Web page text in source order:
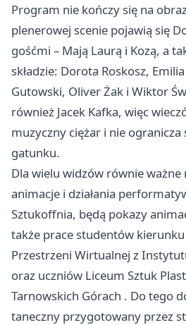
Program nie kończy się na
plenerowej scenie pojawią się
gośćmi – Mają Laurą i Kozą, a
składzie: Dorota Roskosz,
Gutowski, Oliver Żak i Wiktor
również Jacek Kafka, więc
muzyczny ciężar i nie ogranicza
gatunku.
Dla wielu widzów równie
animacje i działania
Sztukoffnia, będą pokazy
także prace studentów
Przestrzeni Wirtualnej z
oraz uczniów Liceum Sztuk
Tarnowskich Górach . Do tego
taneczny przygotowany przez